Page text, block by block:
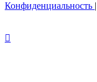
Конфиденциальность |